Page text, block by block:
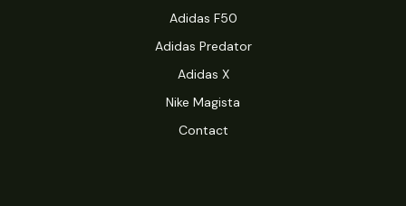
Adidas F50
Adidas Predator
Adidas X
Nike Magista
Contact